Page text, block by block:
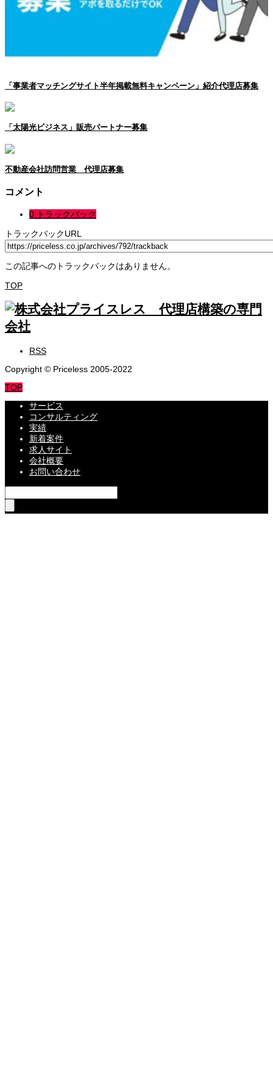
「事業者マッチングサイト半年掲載無料キャンペーン」紹介代理店募集
「太陽光ビジネス」販売パートナー募集
不動産会社訪問営業 代理店募集
コメント
0 トラックバック
トラックバックURL
この記事へのトラックバックはありません。
TOP
RSS
Copyright © Priceless 2005-2022
TOP
サービス
コンサルティング
実績
新着案件
求人サイト
会社概要
お問い合わせ